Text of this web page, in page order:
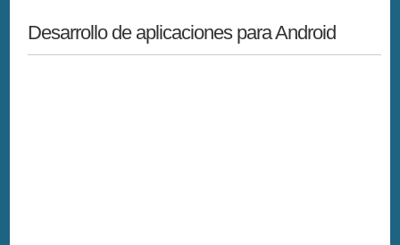
Desarrollo de aplicaciones para Android